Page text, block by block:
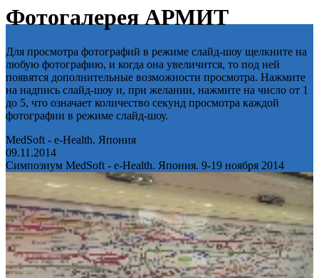
Фотогалерея АРМИТ
Для просмотра фотографий в режиме слайд-шоу щелкните на
любую фотографию, и когда она увеличится, то под ней
появятся дополнительные возможности просмотра. Нажмите
на надпись слайд-шоу и, при желании, нажмите на число от 1
до 5, что означает количество секунд просмотра каждой
фотографии в режиме слайд-шоу.
MedSoft - e-Health. Япония
09.11.2014
Симпозиум MedSoft - e-Health. Япония. 9-19 ноября 2014